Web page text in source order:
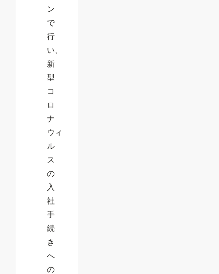
ン
で
行
い、
新
型
コ
ロ
ナ
ウィ
ル
ス
の
入
社
手
続
き
へ
の